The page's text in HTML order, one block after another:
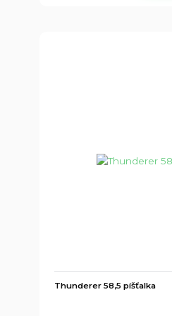
Thunderer 58,5 píšťalka